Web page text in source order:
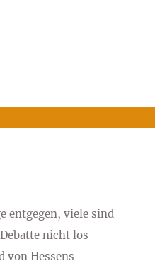
entgegen, viele sind
nicht los
von Hessens